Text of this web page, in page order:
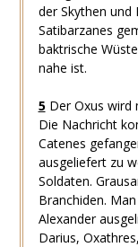
der Skythen und
Satibarzanes
baktrische
nahe ist.
5Der Oxus wird
Die Nachricht
Catenes
ausgeliefert zu
Soldaten.
Branchiden.
Alexander
Darius,